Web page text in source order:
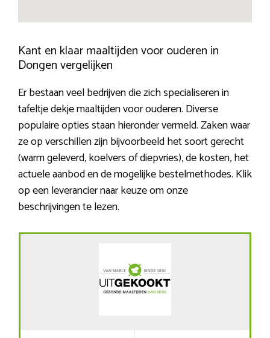
Kant en klaar maaltijden voor ouderen in
Dongen vergelijken
Er bestaan veel bedrijven die zich specialiseren in
tafeltje dekje maaltijden voor ouderen. Diverse
populaire opties staan hieronder vermeld. Zaken waar
ze op verschillen zijn bijvoorbeeld het soort gerecht
(warm geleverd, koelvers of diepvries), de kosten, het
actuele aanbod en de mogelijke bestelmethodes. Klik
op een leverancier naar keuze om onze
beschrijvingen te lezen.